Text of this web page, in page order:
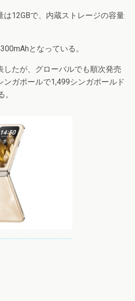
は12GBで、内蔵ストレージの容量
となっている。
したが、グローバルでも順次発売
ンガポールで1,499シンガポールド